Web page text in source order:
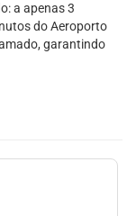
a apenas 3
do Aeroporto
garantindo